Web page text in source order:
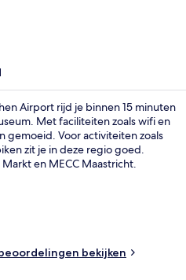
Airport rijd je binnen 15 minuten
Met faciliteiten zoals wifi en
gemoeid. Voor activiteiten zoals
zit je in deze regio goed.
en MECC Maastricht.
bekijken